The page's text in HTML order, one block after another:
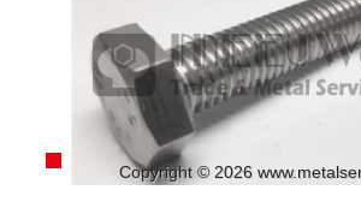
Copyright © 2026